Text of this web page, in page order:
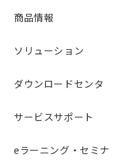
商品情報
ソリューション
ダウンロードセンタ
サービスサポート
eラーニング・セミナ